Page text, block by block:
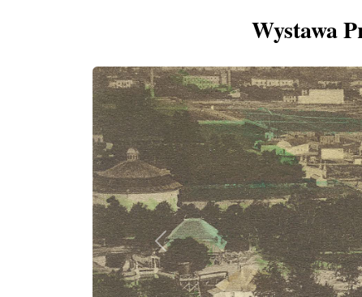
Wystawa
Previous